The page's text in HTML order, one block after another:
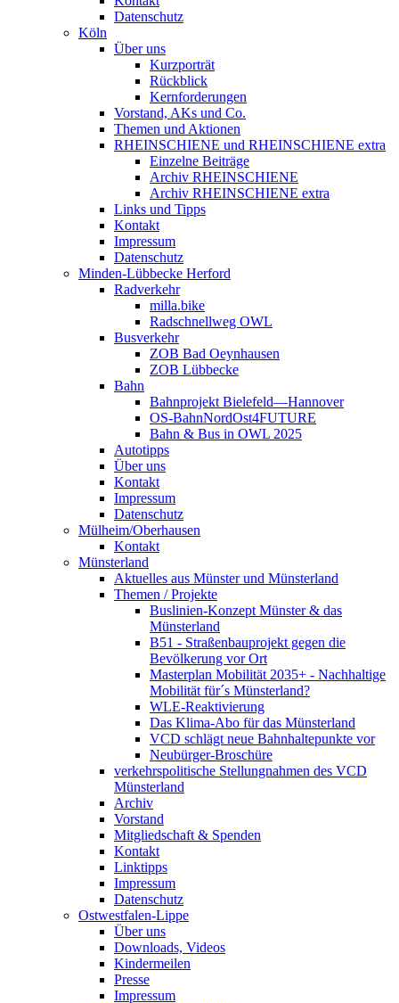
Datenschutz
Köln
Über uns
Kurzporträt
Rückblick
Kernforderungen
Vorstand, AKs und Co.
Themen und Aktionen
RHEINSCHIENE und RHEINSCHIENE extra
Einzelne Beiträge
Archiv RHEINSCHIENE
Archiv RHEINSCHIENE extra
Links und Tipps
Kontakt
Impressum
Datenschutz
Minden-Lübbecke Herford
Radverkehr
milla.bike
Radschnellweg OWL
Busverkehr
ZOB Bad Oeynhausen
ZOB Lübbecke
Bahn
Bahnprojekt Bielefeld—Hannover
OS-BahnNordOst4FUTURE
Bahn & Bus in OWL 2025
Autotipps
Über uns
Kontakt
Impressum
Datenschutz
Mülheim/Oberhausen
Kontakt
Münsterland
Aktuelles aus Münster und Münsterland
Themen / Projekte
Buslinien-Konzept Münster & das
Münsterland
B51 - Straßenbauprojekt gegen die
Bevölkerung vor Ort
Masterplan Mobilität 2035+ - Nachhaltige
Mobilität für´s Münsterland?
WLE-Reaktivierung
Das Klima-Abo für das Münsterland
VCD schlägt neue Bahnhaltepunkte vor
Neubürger-Broschüre
verkehrspolitische Stellungnahmen des VCD
Münsterland
Archiv
Vorstand
Mitgliedschaft & Spenden
Kontakt
Linktipps
Impressum
Datenschutz
Ostwestfalen-Lippe
Über uns
Downloads, Videos
Kindermeilen
Presse
Impressum